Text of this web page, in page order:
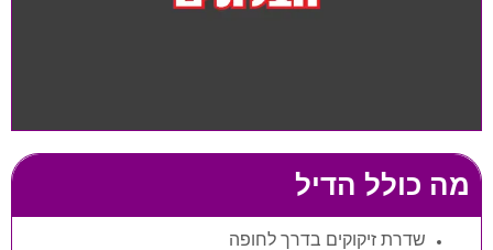
מה כולל הדיל
שדרת זיקוקים בדרך לחופה